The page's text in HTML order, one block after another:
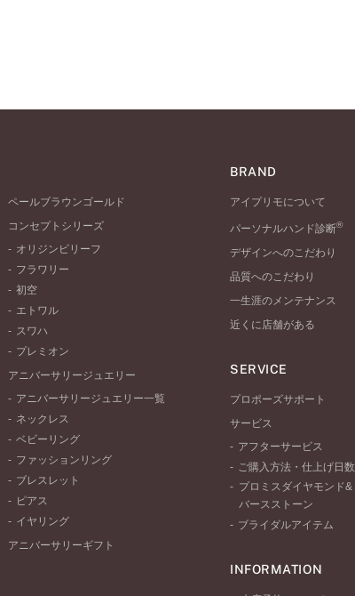
ペールブラウンゴールド
コンセプトシリーズ
オリジンビリーフ
フラワリー
初空
エトワル
スワハ
プレミオン
アニバーサリージュエリー
アニバーサリージュエリー一覧
ネックレス
ベビーリング
ファッションリング
ブレスレット
ピアス
イヤリング
アニバーサリーギフト
BRAND
アイプリモについて
パーソナルハンド診断®
デザインへのこだわり
品質へのこだわり
一生涯のメンテナンス
近くに店舗がある
SERVICE
プロポーズサポート
サービス
アフターサービス
ご購入方法・仕上げ日数
プロミスダイヤモンド&
バースストーン
ブライダルアイテム
INFORMATION